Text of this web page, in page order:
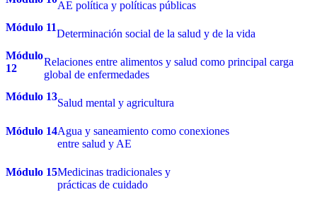
AE política y políticas públicas
Módulo 11
Determinación social de la salud y de la vida
Módulo
12
Relaciones entre alimentos y salud como principal carga
global de enfermedades
Módulo 13
Salud mental y agricultura
Módulo 14Agua y saneamiento como conexiones
entre salud y AE
Módulo 15Medicinas tradicionales y
prácticas de cuidado